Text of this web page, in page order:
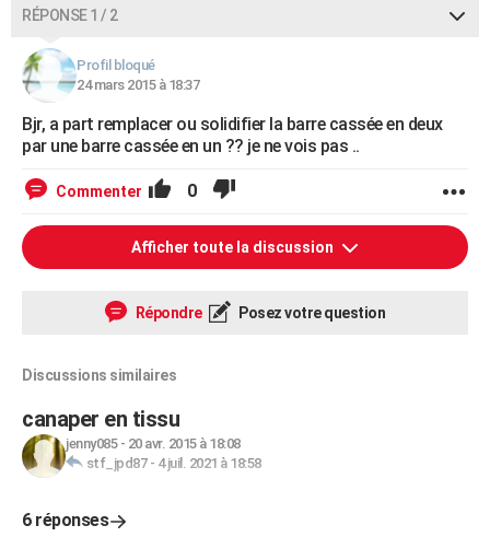
COPAINS D'AVANT
S'inscrire
Se connecter
Lycées
Collèges
Primaires
Universités
Entreprises
Service militaire
Avis de recherche
AVIS DE DÉCÈS
FORUM
Bricolage
Lifestyle
Culture
Sport
Auto
Television
Voyage
Cinema
RÉPONSE 1 / 2
Profil bloqué
24 mars 2015 à 18:37
Bjr, a part remplacer ou solidifier la barre cassée en deux
par une barre cassée en un ?? je ne vois pas ..
Commenter 0
Afficher toute la discussion
Répondre Posez votre question
Discussions similaires
canaper en tissu
jenny085- 20 avr. 2015 à 18:08
stf_jpd87- 4 juil. 2021 à 18:58
6 réponses